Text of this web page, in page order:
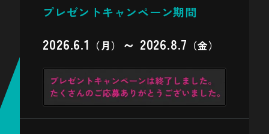
秋田駅 田沢湖駅
山形県
プレゼントキャンペーン期間
2026.6.1 （月） ～ 2026.8.7 （金）